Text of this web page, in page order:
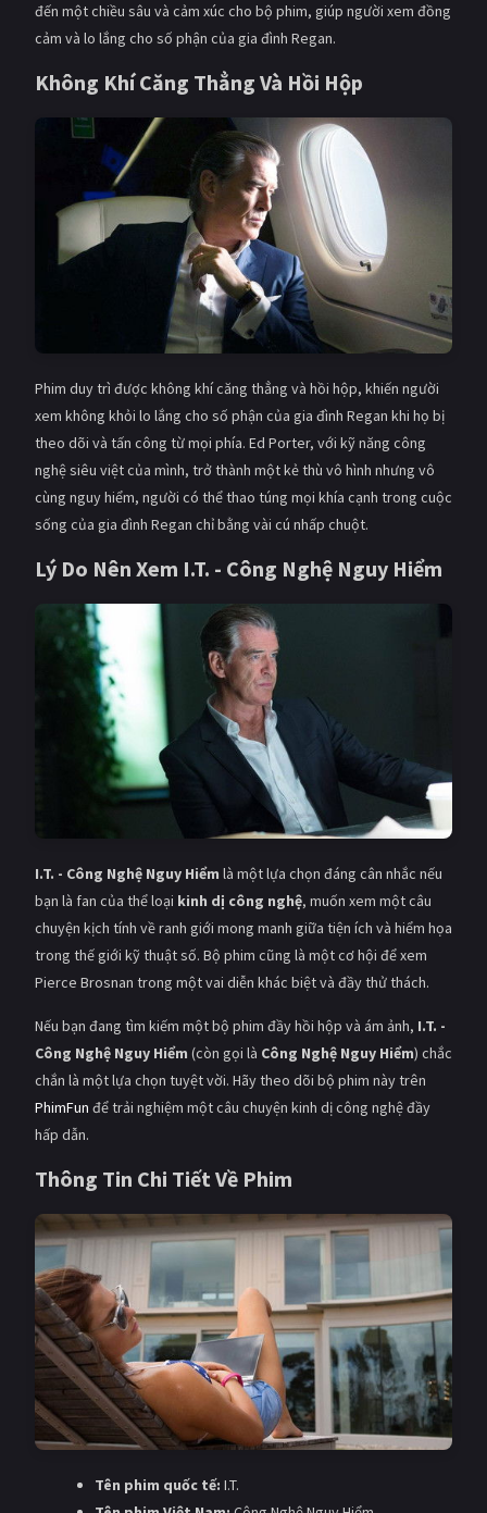
đến một chiều sâu và cảm xúc cho bộ phim, giúp người xem đồng
cảm và lo lắng cho số phận của gia đình Regan.
Không Khí Căng Thẳng Và Hồi Hộp
Phim duy trì được không khí căng thẳng và hồi hộp, khiến người
xem không khỏi lo lắng cho số phận của gia đình Regan khi họ bị
theo dõi và tấn công từ mọi phía. Ed Porter, với kỹ năng công
nghệ siêu việt của mình, trở thành một kẻ thù vô hình nhưng vô
cùng nguy hiểm, người có thể thao túng mọi khía cạnh trong cuộc
sống của gia đình Regan chỉ bằng vài cú nhấp chuột.
Lý Do Nên Xem I.T. - Công Nghệ Nguy Hiểm
I.T. - Công Nghệ Nguy Hiểm là một lựa chọn đáng cân nhắc nếu
bạn là fan của thể loại kinh dị công nghệ, muốn xem một câu
chuyện kịch tính về ranh giới mong manh giữa tiện ích và hiểm họa
trong thế giới kỹ thuật số. Bộ phim cũng là một cơ hội để xem
Pierce Brosnan trong một vai diễn khác biệt và đầy thử thách.
Nếu bạn đang tìm kiếm một bộ phim đầy hồi hộp và ám ảnh, I.T. -
Công Nghệ Nguy Hiểm (còn gọi là Công Nghệ Nguy Hiểm) chắc
chắn là một lựa chọn tuyệt vời. Hãy theo dõi bộ phim này trên
PhimFun để trải nghiệm một câu chuyện kinh dị công nghệ đầy
hấp dẫn.
Thông Tin Chi Tiết Về Phim
Tên phim quốc tế: I.T.